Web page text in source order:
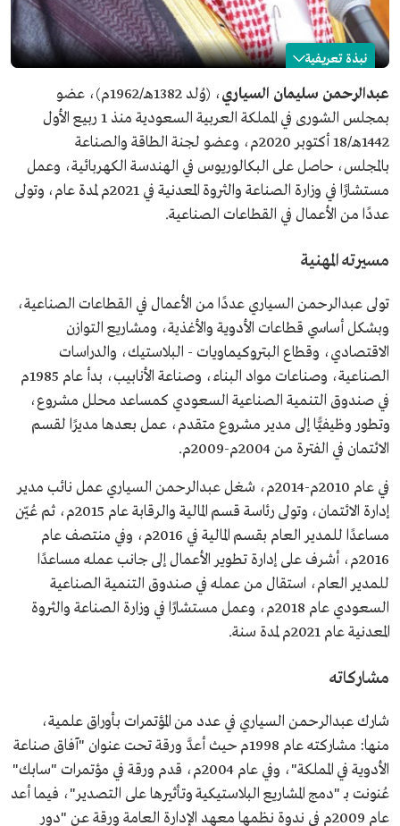
نبذة تعريفية
عبدالرحمن السياري
الاسم
عبدالرحمن السياري.
تاريخ الميلاد
1962م.
المنصب الحالي
عضو مجلس الشورى.
تاريخ التعيين
عبدالرحمن سليمان السياري
، (وُلد 1382هـ/1962م)، عضو
بمجلس الشورى في المملكة العربية السعودية منذ 1 ربيع الأول
1442هـ/18 أكتوبر 2020م، وعضو لجنة الطاقة والصناعة
بالمجلس، حاصل على البكالوريوس في الهندسة الكهربائية، وعمل
مستشارًا في وزارة الصناعة والثروة المعدنية في 2021م لمدة عام، وتولى
عددًا من الأعمال في القطاعات الصناعية.
مسيرته المهنية
تولى عبدالرحمن السياري عددًا من الأعمال في القطاعات الصناعية،
وبشكل أساسي قطاعات الأدوية والأغذية، ومشاريع التوازن
الاقتصادي، وقطاع البتروكيماويات - البلاستيك، والدراسات
الصناعية، وصناعات مواد البناء، وصناعة الأنابيب، بدأ عام 1985م
في صندوق التنمية الصناعية السعودي كمساعد محلل مشروع،
وتطور وظيفيًّا إلى مدير مشروع متقدم، عمل بعدها مديرًا لقسم
الائتمان في الفترة من 2004م-2009م.
في عام 2010م-2014م، شغل عبدالرحمن السياري عمل نائب مدير
إدارة الائتمان، وتولى رئاسة قسم المالية والرقابة عام 2015م، ثم عُيّن
مساعدًا للمدير العام بقسم المالية في 2016م، وفي منتصف عام
2016م، أشرف على إدارة تطوير الأعمال إلى جانب عمله مساعدًا
للمدير العام، استقال من عمله في صندوق التنمية الصناعية
السعودي عام 2018م، وعمل مستشارًا في وزارة الصناعة والثروة
المعدنية عام 2021م لمدة سنة.
مشاركاته
شارك عبدالرحمن السياري في عدد من المؤتمرات بأوراق علمية،
منها: مشاركته عام 1998م حيث أعدَّ ورقة تحت عنوان "آفاق صناعة
الأدوية في المملكة"، وفي عام 2004م، قدم ورقة في مؤتمرات "سابك"
عُنونت بـ "دمج المشاريع البلاستيكية وتأثيرها على التصدير"، فيما أعد
عام 2009م في ندوة نظمها معهد الإدارة العامة ورقة عن "دور